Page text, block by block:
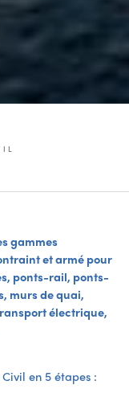
gammes
et armé pour
ponts-rail, ponts-
murs de quai,
électrique,
en 5 étapes :